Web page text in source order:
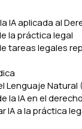
IA aplicada al
la práctica legal
tareas legales
Lenguaje Natural
la IA en el derecho
IA a la práctica